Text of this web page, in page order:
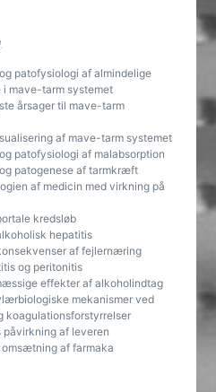
patofysiologi af almindelige
mave-tarm systemet
årsager til mave-tarm
af mave-tarm systemet
patofysiologi af malabsorption
patogenese af tarmkræft
af medicin med virkning på
kredsløb
hepatitis
af fejlernæring
og peritonitis
effekter af alkoholindtag
mekanismer ved
koagulationsforstyrrelser
påvirkning af leveren
af farmaka